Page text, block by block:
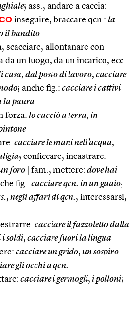
; ass., andare a caccia:
inseguire, braccare qcn.: la
il bandito
scacciare, allontanare con
da un luogo, da un incarico, ecc.:
casa, dal posto di lavoro, cacciare
; anche fig.: cacciare i cattivi
la paura
forza: lo cacciò a terra, in
cacciare le mani nell’acqua,
; conficcare, incastrare:
foro
fam., mettere: dove hai
fig.: cacciare qcn. in un guaio;
, negli affari di qcn., interessarsi,
cacciare il fazzoletto dalla
i soldi, cacciare fuori la lingua
cacciare un grido, un sospiro
gli occhi a qcn.
cacciare i germogli, i polloni;